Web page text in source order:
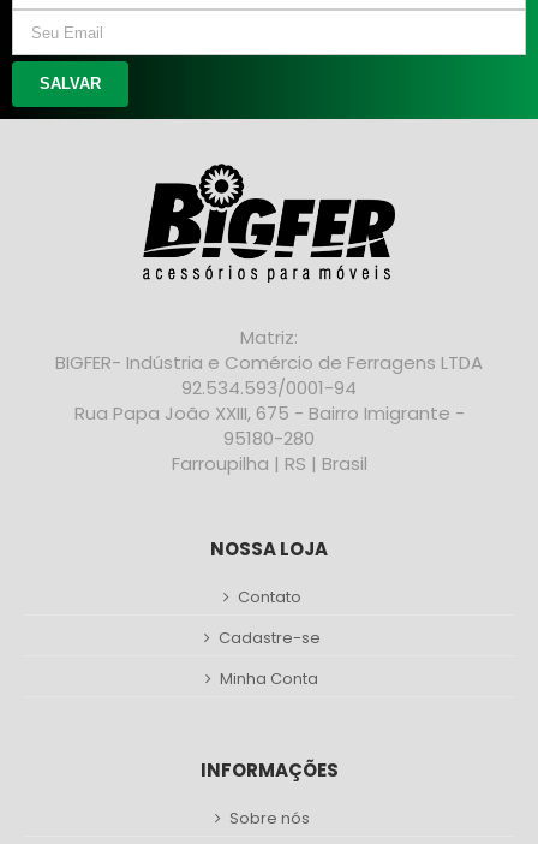
SALVAR
Matriz:
BIGFER- Indústria e Comércio de Ferragens LTDA
92.534.593/0001-94
Rua Papa João XXIII, 675 - Bairro Imigrante -
95180-280
Farroupilha | RS | Brasil
NOSSA LOJA
Contato
Cadastre-se
Minha Conta
INFORMAÇÕES
Sobre nós